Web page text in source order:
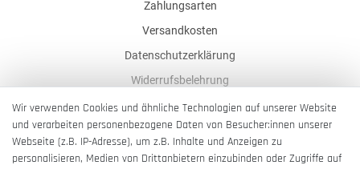
Zahlungsarten
Versandkosten
Datenschutzerklärung
Widerrufsbelehrung
AGB
Impressum
Barrierefreiheitserklärung
Wir verwenden Cookies und ähnliche Technologien auf unserer Website
und verarbeiten personenbezogene Daten von Besucher:innen unserer
Webseite (z.B. IP-Adresse), um z.B. Inhalte und Anzeigen zu
personalisieren, Medien von Drittanbietern einzubinden oder Zugriffe auf